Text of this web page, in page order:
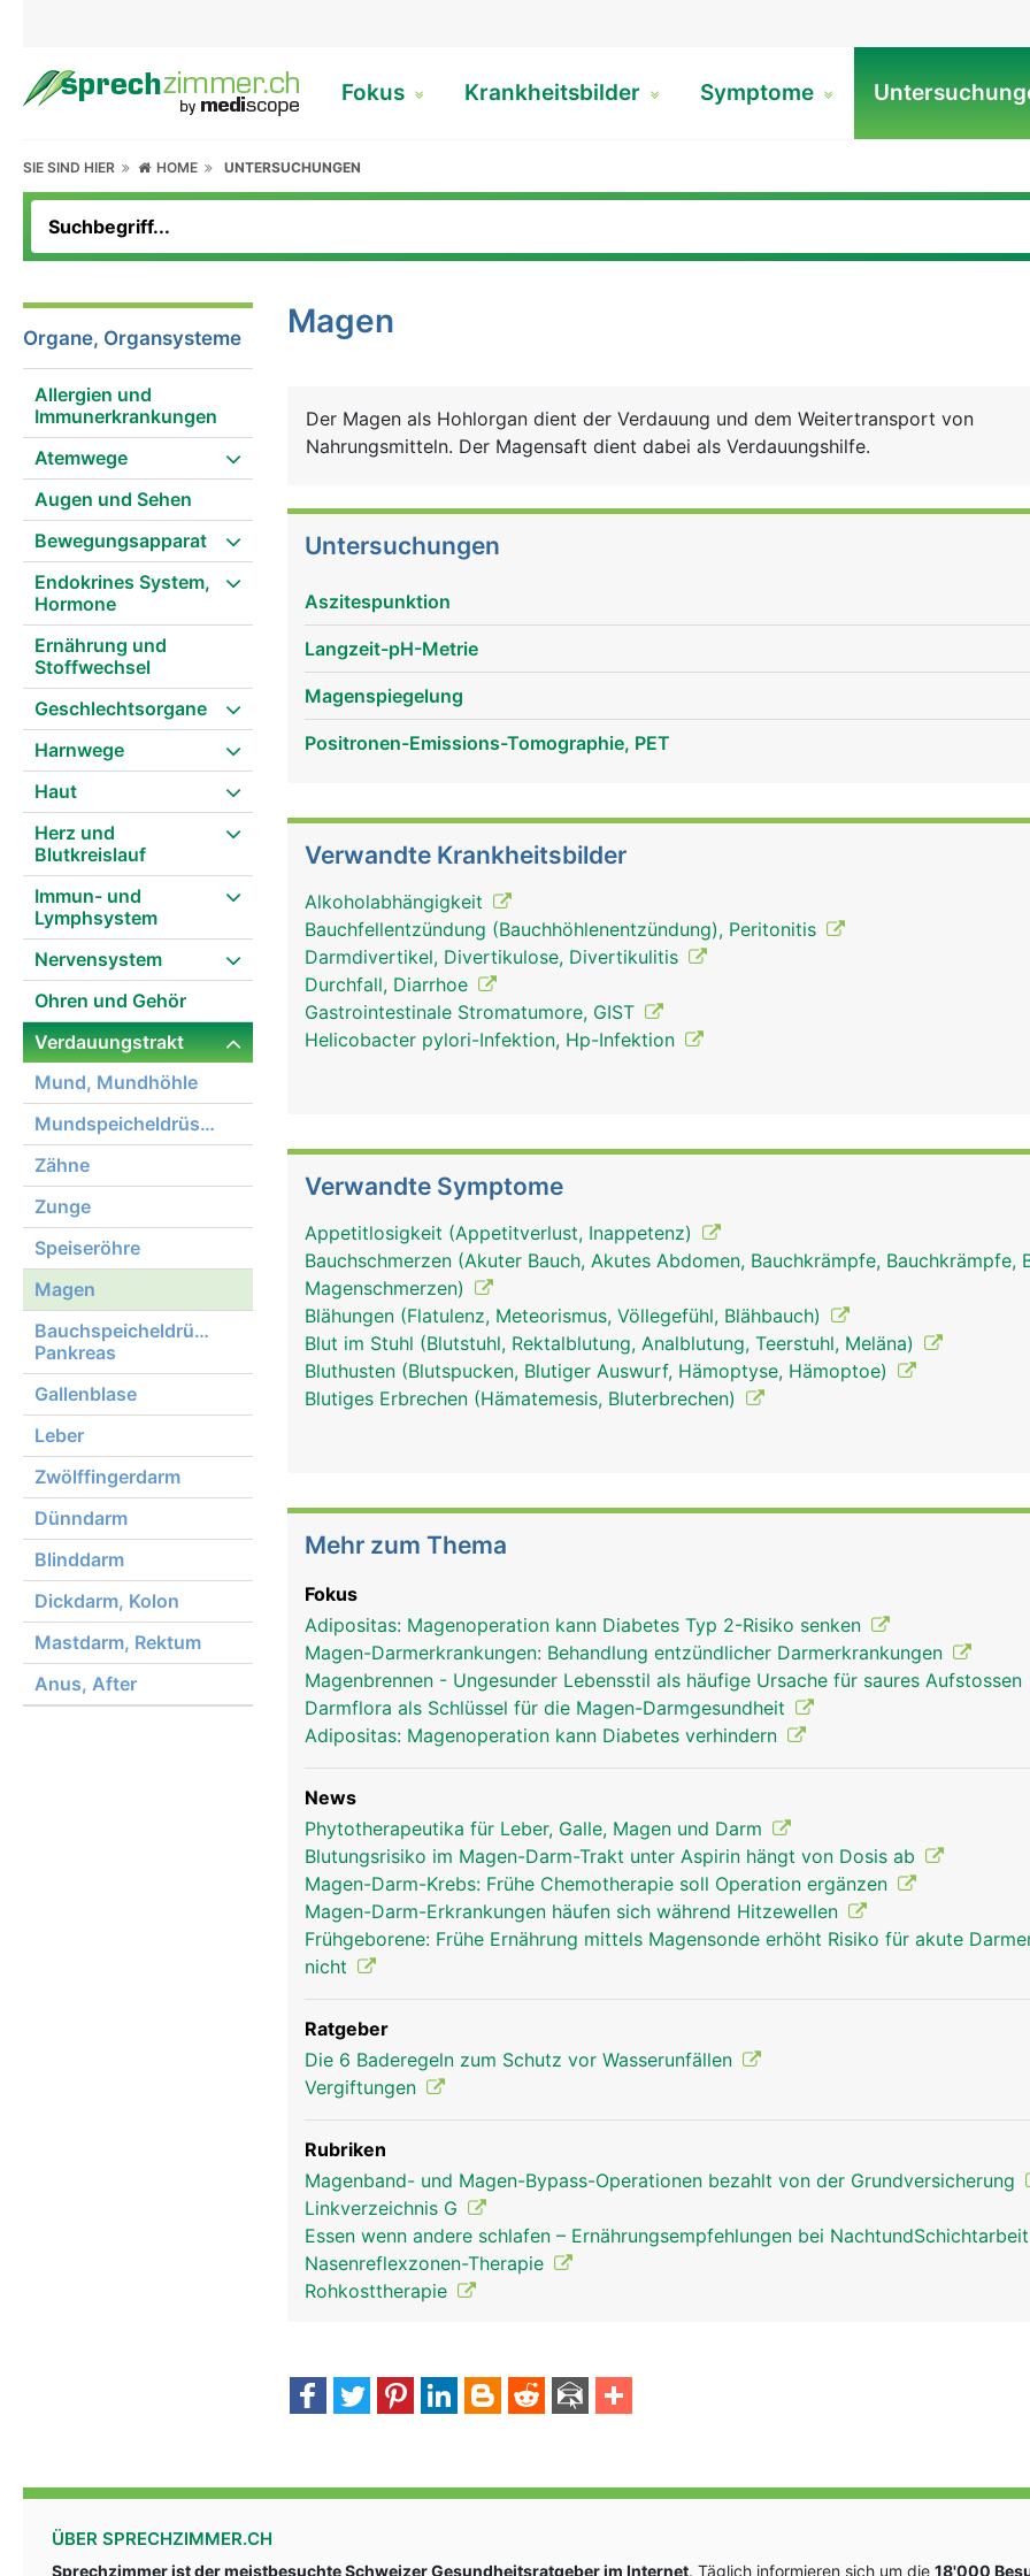
Fokus Krankheitsbilder Symptome
SIE SIND HIER HOME UNTERSUCHUNGEN
Organe, Organsysteme
Allergien und
Immunerkrankungen
Atemwege
Augen und Sehen
Bewegungsapparat
Endokrines System,
Hormone
Ernährung und
Stoffwechsel
Geschlechtsorgane
Harnwege
Haut
Herz und
Blutkreislauf
Immun- und
Lymphsystem
Nervensystem
Ohren und Gehör
Verdauungstrakt
Mund, Mundhöhle
Mundspeicheldrüsen
Zähne
Zunge
Speiseröhre
Magen
Bauchspeicheldrüse,
Pankreas
Gallenblase
Leber
Zwölffingerdarm
Dünndarm
Blinddarm
Dickdarm, Kolon
Mastdarm, Rektum
Anus, After
Magen
Der Magen als Hohlorgan dient der Verdauung und dem Weitertransport von
Nahrungsmitteln. Der Magensaft dient dabei als Verdauungshilfe.
Untersuchungen
Aszitespunktion
Langzeit-pH-Metrie
Magenspiegelung
Positronen-Emissions-Tomographie, PET
Verwandte Krankheitsbilder
Alkoholabhängigkeit
Bauchfellentzündung (Bauchhöhlenentzündung), Peritonitis
Darmdivertikel, Divertikulose, Divertikulitis
Durchfall, Diarrhoe
Gastrointestinale Stromatumore, GIST
Helicobacter pylori-Infektion, Hp-Infektion
Verwandte Symptome
Appetitlosigkeit (Appetitverlust, Inappetenz)
Bauchschmerzen (Akuter Bauch, Akutes Abdomen, Bauchkrämpfe, Bauchkrämpfe,
Magenschmerzen)
Blähungen (Flatulenz, Meteorismus, Völlegefühl, Blähbauch)
Blut im Stuhl (Blutstuhl, Rektalblutung, Analblutung, Teerstuhl, Meläna)
Bluthusten (Blutspucken, Blutiger Auswurf, Hämoptyse, Hämoptoe)
Blutiges Erbrechen (Hämatemesis, Bluterbrechen)
Mehr zum Thema
Fokus
Adipositas: Magenoperation kann Diabetes Typ 2-Risiko senken
Magen-Darmerkrankungen: Behandlung entzündlicher Darmerkrankungen
Magenbrennen - Ungesunder Lebensstil als häufige Ursache für saures Aufstossen
Darmflora als Schlüssel für die Magen-Darmgesundheit
Adipositas: Magenoperation kann Diabetes verhindern
News
Phytotherapeutika für Leber, Galle, Magen und Darm
Blutungsrisiko im Magen-Darm-Trakt unter Aspirin hängt von Dosis ab
Magen-Darm-Krebs: Frühe Chemotherapie soll Operation ergänzen
Magen-Darm-Erkrankungen häufen sich während Hitzewellen
Frühgeborene: Frühe Ernährung mittels Magensonde erhöht Risiko für akute
nicht
Ratgeber
Die 6 Baderegeln zum Schutz vor Wasserunfällen
Vergiftungen
Rubriken
Magenband- und Magen-Bypass-Operationen bezahlt von der Grundversicherung
Linkverzeichnis G
Essen wenn andere schlafen – Ernährungsempfehlungen bei NachtundSchichtarbeit
Nasenreflexzonen-Therapie
Rohkosttherapie
ÜBER SPRECHZIMMER.CH
Sprechzimmer ist der meistbesuchte Schweizer Gesundheitsratgeber im Internet. Täglich informieren sich um die 18'000